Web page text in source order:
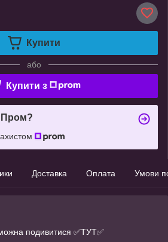
Купити
або
Купити з
Пром?
Доставка Оплата Умови
подивитися ✅ТУТ✅